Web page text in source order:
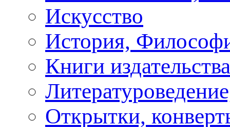
Искусство
История,
Книги
Открытки,